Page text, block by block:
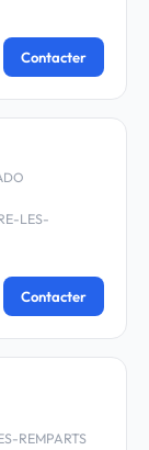
Contacter
LES-
Contacter
REMPARTS